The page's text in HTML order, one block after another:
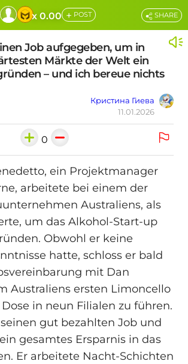
x 0.00 + POST
Job aufgegeben, um in
Märkte der Welt ein
– und ich bereue nichts
Кристина Гиева
11.01.2026
SHARE
0
ein Projektmanager
arbeitete bei einem der
Australiens, als
um das Alkohol-Start-up
Obwohl er keine
hatte, schloss er bald
mit Dan
Australiens ersten Limoncello
in neun Filialen zu führen.
gut bezahlten Job und
gesamtes Ersparnis in das
Er arbeitete Nacht-Schichten